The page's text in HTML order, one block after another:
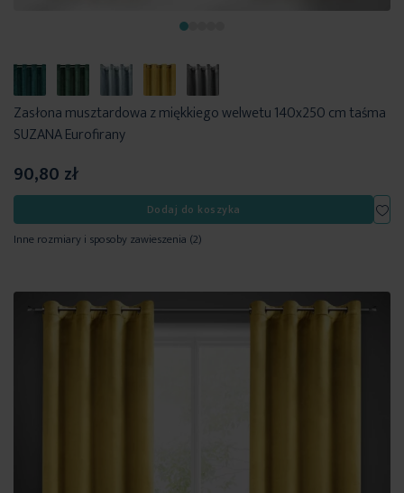
Zasłona musztardowa z miękkiego welwetu 140x250 cm taśma
SUZANA Eurofirany
90,80 zł
Dodaj do koszyka
Inne rozmiary i sposoby zawieszenia (2)